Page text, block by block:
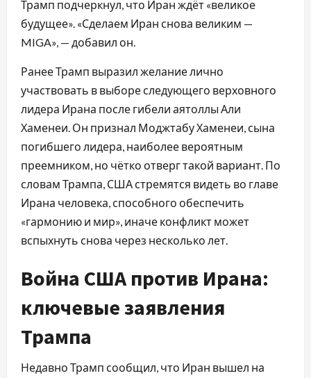
Трамп подчеркнул, что Иран ждёт «великое
будущее». «Сделаем Иран снова великим —
MIGA», — добавил он.
Ранее Трамп выразил желание лично
участвовать в выборе следующего верховного
лидера Ирана после гибели аятоллы Али
Хаменеи. Он признал Моджтабу Хаменеи, сына
погибшего лидера, наиболее вероятным
преемником, но чётко отверг такой вариант. По
словам Трампа, США стремятся видеть во главе
Ирана человека, способного обеспечить
«гармонию и мир», иначе конфликт может
вспыхнуть снова через несколько лет.
Война США против Ирана:
ключевые заявления
Трампа
Недавно Трамп сообщил, что Иран вышел на